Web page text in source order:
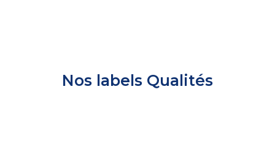
Nos labels Qualités